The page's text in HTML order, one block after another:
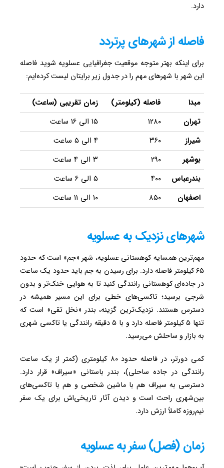
دارد.
فاصله از شهرهای پرتردد
برای اینکه بهتر متوجه موقعیت جغرافیایی عسلویه شوید فاصله
این شهر با شهرهای مهم را در جدول زیر برایتان لیست کرده‌ایم:
مبدا فاصله (کیلومتر)
زمان تقریبی (ساعت)
تهران
۱۲۸۰
۱۵ الی ۱۶ ساعت
شیراز
۳۶۰
۴ الی ۵ ساعت
بوشهر
۲۹۰
۳ الی ۴ ساعت
بندرعباس
۴۰۰
۵ الی ۶ ساعت
اصفهان
۸۵۰ ۱۰ الی ۱۱ ساعت
شهرهای نزدیک به عسلویه
مهم‌ترین همسایه کوهستانی عسلویه، شهر «جم» است که حدود
۶۵ کیلومتر فاصله دارد. برای رسیدن به جم باید حدود یک ساعت
در جاده‌ای کوهستانی رانندگی کنید تا به هوایی خنک‌تر و بدون
شرجی برسید؛ تاکسی‌های خطی برای این مسیر همیشه در
دسترس هستند. نزدیک‌ترین گزینه، بندر «نخل تقی» است که
تنها ۵ کیلومتر فاصله دارد و با ۵ دقیقه رانندگی یا تاکسی شهری
به بازار و ساحلش می‌رسید.
کمی دورتر، در فاصله حدود ۸۰ کیلومتری (کمتر از یک ساعت
رانندگی در جاده ساحلی)، بندر باستانی «سیراف» قرار دارد.
دسترسی به سیراف هم با ماشین شخصی و هم با تاکسی‌های
بین‌شهری راحت است و دیدن آثار تاریخی‌اش برای یک سفر
نیم‌روزه کاملاً ارزش دارد.
زمان (فصل) سفر به عسلویه